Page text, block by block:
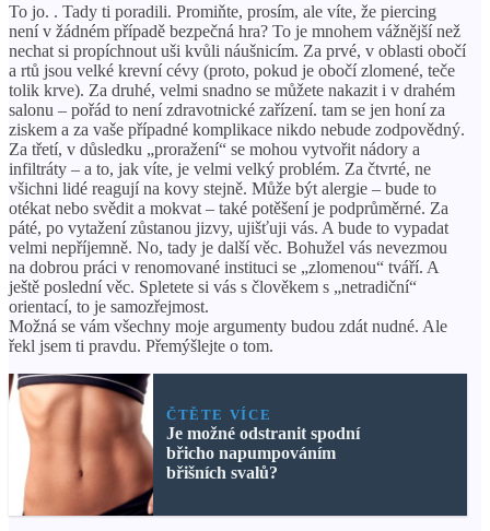
To jo. . Tady ti poradili. Promiňte, prosím, ale víte, že piercing
není v žádném případě bezpečná hra? To je mnohem vážnější než
nechat si propíchnout uši kvůli náušnicím. Za prvé, v oblasti obočí
a rtů jsou velké krevní cévy (proto, pokud je obočí zlomené, teče
tolik krve). Za druhé, velmi snadno se můžete nakazit i v drahém
salonu – pořád to není zdravotnické zařízení. tam se jen honí za
ziskem a za vaše případné komplikace nikdo nebude zodpovědný.
Za třetí, v důsledku „proražení“ se mohou vytvořit nádory a
infiltráty – a to, jak víte, je velmi velký problém. Za čtvrté, ne
všichni lidé reagují na kovy stejně. Může být alergie – bude to
otékat nebo svědit a mokvat – také potěšení je podprůměrné. Za
páté, po vytažení zůstanou jizvy, ujišťuji vás. A bude to vypadat
velmi nepříjemně. No, tady je další věc. Bohužel vás nevezmou
na dobrou práci v renomované instituci se „zlomenou“ tváří. A
ještě poslední věc. Spletete si vás s člověkem s „netradiční“
orientací, to je samozřejmost.
Možná se vám všechny moje argumenty budou zdát nudné. Ale
řekl jsem ti pravdu. Přemýšlejte o tom.
ČTĚTE VÍCE
Je možné odstranit spodní
břicho napumpováním
břišních svalů?